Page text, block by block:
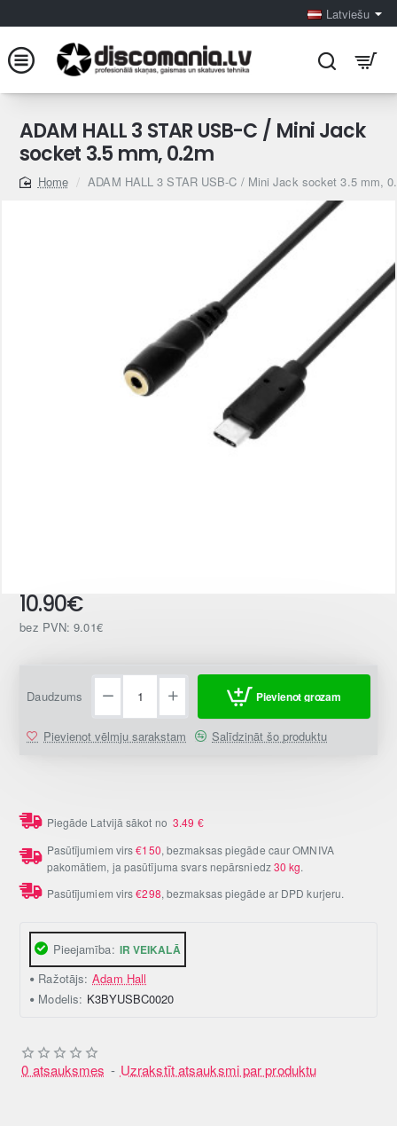
Latviešu
ADAM HALL 3 STAR USB-C / Mini Jack
socket 3.5 mm, 0.2m
home
ADAM HALL 3 STAR USB-C / Mini Jack socket 3.5 mm,
Pieejamība: IR VEIKALĀ
Ražotājs: Adam Hall
Modelis: K3BYUSBC0020
0 atsauksmes - Uzrakstīt atsauksmi par produktu
10.90€
bez PVN: 9.01€
Daudzums Pievienot grozam
Pievienot vēlmju sarakstam Salīdzināt šo produktu
Piegāde Latvijā sākot no3.49 €
Pasūtījumiem virs€150, bezmaksas piegāde caur OMNIVA
pakomātiem, ja pasūtījuma svars nepārsniedz30 kg.
Pasūtījumiem virs€298, bezmaksas piegāde ar DPD kurjeru.